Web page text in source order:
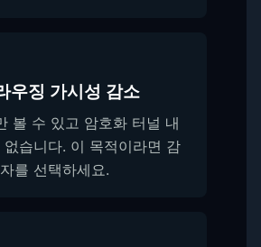
우징 가시성 감소
볼 수 있고 암호화 터널 내
습니다. 이 목적이라면 감
를 선택하세요.